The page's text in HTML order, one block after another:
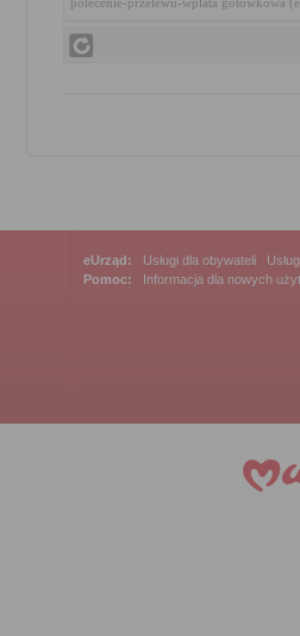
polecenie-przelewu-wplata gotowkowa
eUrząd: Usługi dla obywateli
Pomoc:
Informacja dla nowych